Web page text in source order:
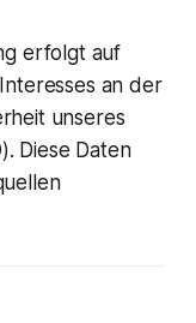
erfolgt auf
an der
unseres
Diese Daten